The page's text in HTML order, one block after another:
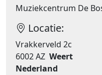
Muziekcentrum De
Locatie:
Vrakkerveld 2c
6002 AZ Weert
Nederland